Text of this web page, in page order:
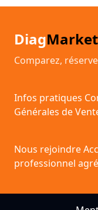
Diag
Comparez,
Infos pratiques
Générales de
Nous rejoindre
professionnel